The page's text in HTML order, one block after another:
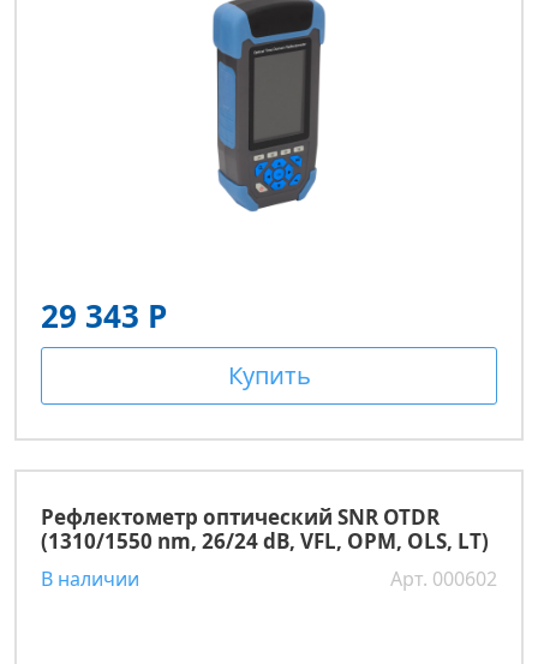
29 343 Р
Купить
Рефлектометр оптический SNR OTDR
(1310/1550 nm, 26/24 dB, VFL, OPM, OLS, LT)
В наличии Арт. 000602